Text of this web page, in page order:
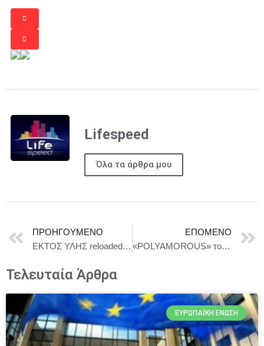


Lifespeed
Όλα τα άρθρα μου
ΠΡΟΗΓΟΎΜΕΝΟ
ΕΚΤΟΣ ΥΛΗΣ reloaded του Κώστα Λεϊμονή – Σκηνοθεσία: Κωνσταντίνα Νικολαΐδη.- Στον κεντρικό ρόλο ο Γεράσιμος Σκιαδαρέσης.-ΚΑΛΟΚΑΙΡΙ 2026-Θέατρο Βράχων Μελίνα Μερκούρη | Παρασκευή 10 Ιουλίου 2026, 21:00
ΕΠΌΜΕΝΟ
«POLYAMOROUS» του Σπύρου Κακατσάκη | Θέατρο Αλκμήνη | Πρεμιέρα: 9 Μαΐου 2026 κάθε Σάββατο 21:30 & Κυριακή 18:15
Τελευταία Άρθρα
ΕΥΡΩΠΑΪΚΉ ΈΝΩΣΗ